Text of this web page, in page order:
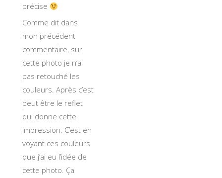
précise
Comme dit dans
mon précédent
commentaire, sur
cette photo je n’ai
pas retouché les
couleurs. Après c’est
peut être le reflet
qui donne cette
impression. C’est en
voyant ces couleurs
que j’ai eu l’idée de
cette photo. Ça